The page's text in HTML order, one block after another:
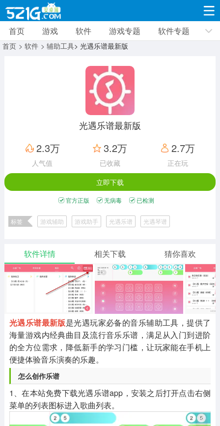
游戏 软件 游戏专题 软件专题 新闻资讯
8693款应用
动作闯关
12965款应用
赛车竞速
3631款应用
卡牌对战
2052款应用
体育运动
1280款应用
手游辅助
1959款应用
二次元
模拟经营
传奇手游
仙侠手游
485款应用
手赚网赚
446款应用
绝地求生
34款应用
我的世界
69款应用
像素游戏
700款应用
其他
981款应用
末日游戏
1406款应用
pc游戏
游戏攻略
63款应用
软件教程
8款应用
热点新闻
8款应用
首页 游戏 软件 游戏专题 软件专题
首页 > 软件 > 辅助工具> 光遇乐谱最新版
光遇乐谱最新版
2.3万
人气值
3.2万
已收藏
2.7万
正在玩
立即下载
官方正版 无病毒 已检测
标签 游戏辅助 游戏助手 光遇乐谱
光遇琴谱
软件详情 相关下载 猜你喜欢
光遇乐谱最新版是光遇玩家必备的音乐辅助工具，提供了
海量游戏内经典曲目及流行音乐乐谱，满足从入门到进阶
的全方位需求，降低新手的学习门槛，让玩家能在手机上
便捷体验音乐演奏的乐趣。
怎么创作乐谱
1、在本站免费下载光遇乐谱app，安装之后打开点击右侧
菜单的列表图标进入歌曲列表。